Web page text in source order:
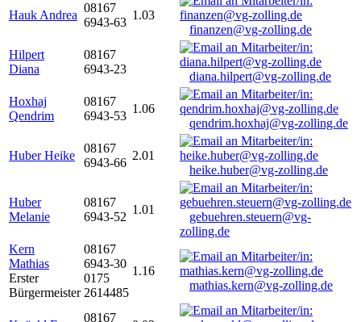
Hauk Andrea
08167
6943-63
1.03
finanzen@vg-zolling.de
Hilpert
Diana
08167
6943-23
diana.hilpert@vg-zolling.de
Hoxhaj
Qendrim
08167
6943-53
1.06
qendrim.hoxhaj@vg-zolling.de
Huber Heike
08167
6943-66
2.01
heike.huber@vg-zolling.de
Huber
Melanie
08167
6943-52
1.01
gebuehren.steuern@vg-
zolling.de
Kern
Mathias
Erster
Bürgermeister
08167
6943-30
0175
2614485
1.16
mathias.kern@vg-zolling.de
08167